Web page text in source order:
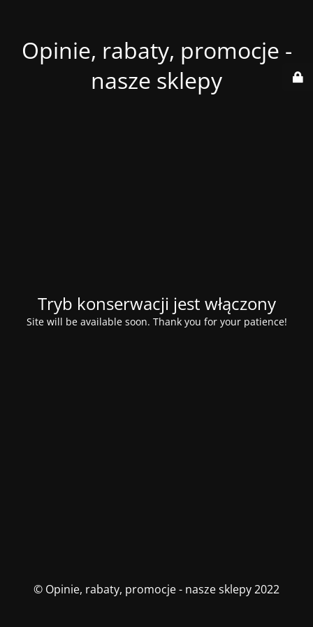
Opinie, rabaty, promocje -
nasze sklepy
Tryb konserwacji jest włączony
Site will be available soon. Thank you for your patience!
© Opinie, rabaty, promocje - nasze sklepy 2022